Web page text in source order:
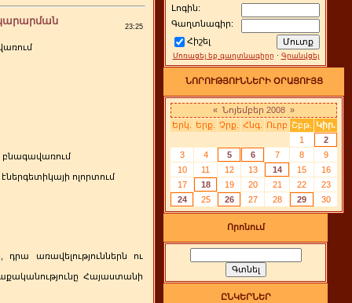
23:25
բնագավառում
ոլորտում
առավելություններն ու
Հայաստանի
Լոգին:
Գաղտնագիր:
Հիշել
Մոռացել եք գաղտնագիրը · Գրանվցել
ՆՈՐՈՒԹՅՈՒՆՆԵՐԻ ՕՐԱՑՈՒՅՑ
« Նոյեմբեր 2008 »
Երկ.
Երք. Չրք. Հնգ. Ուրբ Շբթ.
Կիր.
1
2
3
4 5 6 7 8
9
10
11 12 13 14 15
16
17
18 19 20 21 22
23
24
25 26 27 28 29 30
Որոնում
ԸՆԿԵՐՆԵՐ